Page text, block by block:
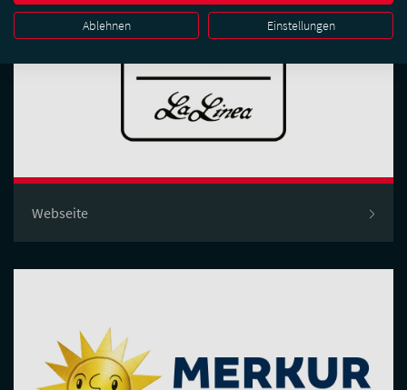
Webseite
Ablehnen Einstellungen